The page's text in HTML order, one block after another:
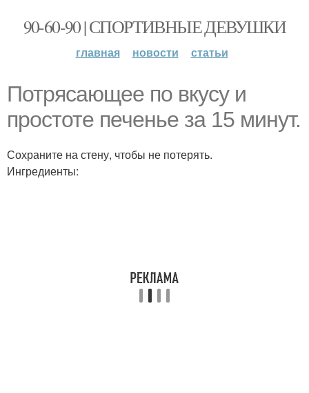
90-60-90 | СПОРТИВНЫЕ ДЕВУШКИ
главная новости статьи
Потрясающее по вкусу и
простоте печенье за 15 минут.
Сохраните на стену, чтобы не потерять.
Ингредиенты: